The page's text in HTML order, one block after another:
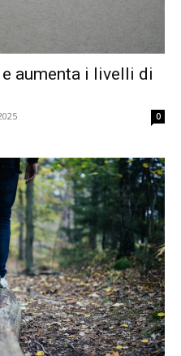
aumenta i livelli di
0